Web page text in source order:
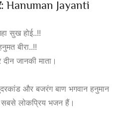
Hanuman Jayanti
सुख होई..!!
बीरा..!!
जानकी माता।
और बजरंग बाण भगवान हनुमान
सबसे लोकप्रिय भजन हैं।